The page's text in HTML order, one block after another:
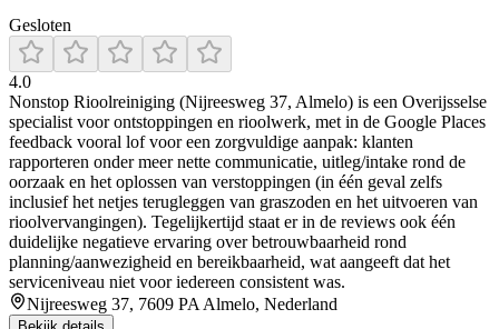
Gesloten
4.0
Nonstop Rioolreiniging (Nijreesweg 37, Almelo) is een Overijsselse
specialist voor ontstoppingen en rioolwerk, met in de Google Places
feedback vooral lof voor een zorgvuldige aanpak: klanten
rapporteren onder meer nette communicatie, uitleg/intake rond de
oorzaak en het oplossen van verstoppingen (in één geval zelfs
inclusief het netjes terugleggen van graszoden en het uitvoeren van
rioolvervangingen). Tegelijkertijd staat er in de reviews ook één
duidelijke negatieve ervaring over betrouwbaarheid rond
planning/aanwezigheid en bereikbaarheid, wat aangeeft dat het
serviceniveau niet voor iedereen consistent was.
Nijreesweg 37, 7609 PA Almelo, Nederland